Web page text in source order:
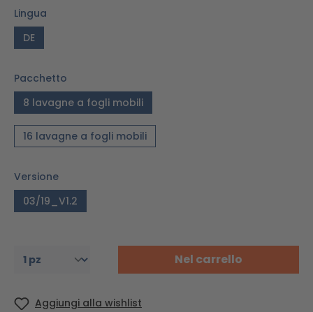
Lingua
DE
Pacchetto
8 lavagne a fogli mobili
16 lavagne a fogli mobili
Versione
03/19_V1.2
Nel carrello
Aggiungi alla wishlist